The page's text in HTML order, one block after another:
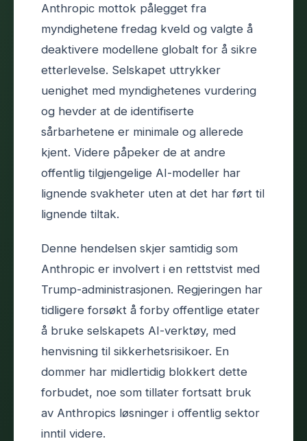
Anthropic mottok pålegget fra
myndighetene fredag kveld og valgte å
deaktivere modellene globalt for å sikre
etterlevelse. Selskapet uttrykker
uenighet med myndighetenes vurdering
og hevder at de identifiserte
sårbarhetene er minimale og allerede
kjent. Videre påpeker de at andre
offentlig tilgjengelige AI-modeller har
lignende svakheter uten at det har ført til
lignende tiltak.
Denne hendelsen skjer samtidig som
Anthropic er involvert i en rettstvist med
Trump-administrasjonen. Regjeringen har
tidligere forsøkt å forby offentlige etater
å bruke selskapets AI-verktøy, med
henvisning til sikkerhetsrisikoer. En
dommer har midlertidig blokkert dette
forbudet, noe som tillater fortsatt bruk
av Anthropics løsninger i offentlig sektor
inntil videre.